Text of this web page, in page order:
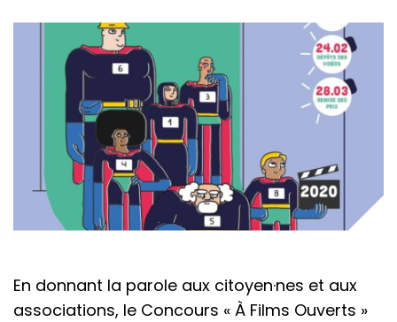
En donnant la parole aux citoyen·nes et aux
associations, le Concours « À Films Ouverts »